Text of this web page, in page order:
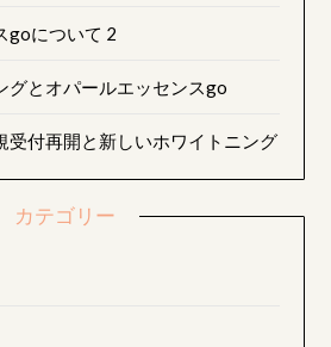
goについて 2
グとオパールエッセンスgo
受付再開と新しいホワイトニング
カテゴリー